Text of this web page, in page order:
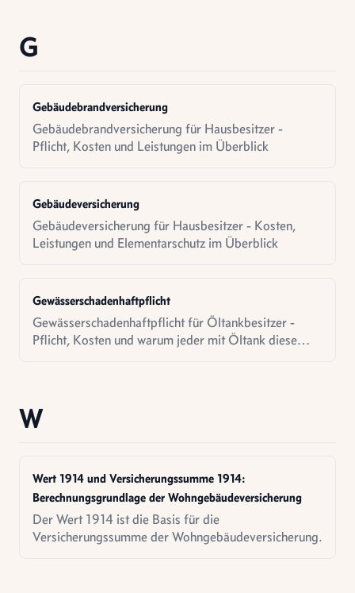
G
Gebäudebrandversicherung
Gebäudebrandversicherung für Hausbesitzer -
Pflicht, Kosten und Leistungen im Überblick
Gebäudeversicherung
Gebäudeversicherung für Hausbesitzer - Kosten,
Leistungen und Elementarschutz im Überblick
Gewässerschadenhaftpflicht
Gewässerschadenhaftpflicht für Öltankbesitzer -
Pflicht, Kosten und warum jeder mit Öltank diese
W
Wert 1914 und Versicherungssumme 1914:
Berechnungsgrundlage der Wohngebäudeversicherung
Der Wert 1914 ist die Basis für die
Versicherungssumme der Wohngebäudeversicherung.